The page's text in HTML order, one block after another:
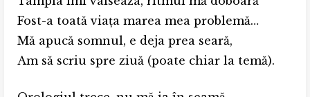
Fost-a toată viața marea mea problemă…
Mă apucă somnul, e deja prea seară,
Am să scriu spre ziuă (poate chiar la temă).